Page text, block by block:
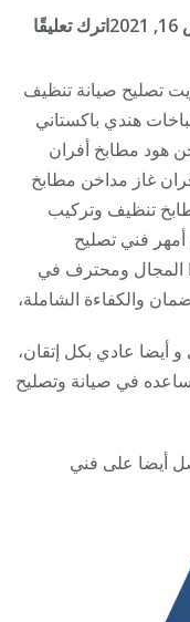
اترك تعليقًا
غاز
تصليح صيانة تنظيف
هندي باكستاني
مطابخ أفران
غاز مداخن مطابخ
تنظيف وتركيب
فني تصليح
المجال ومحترف في
والكفاءة الشاملة،
أيضا عادي بكل إتقان،
في صيانة وتصليح
أيضا على فني